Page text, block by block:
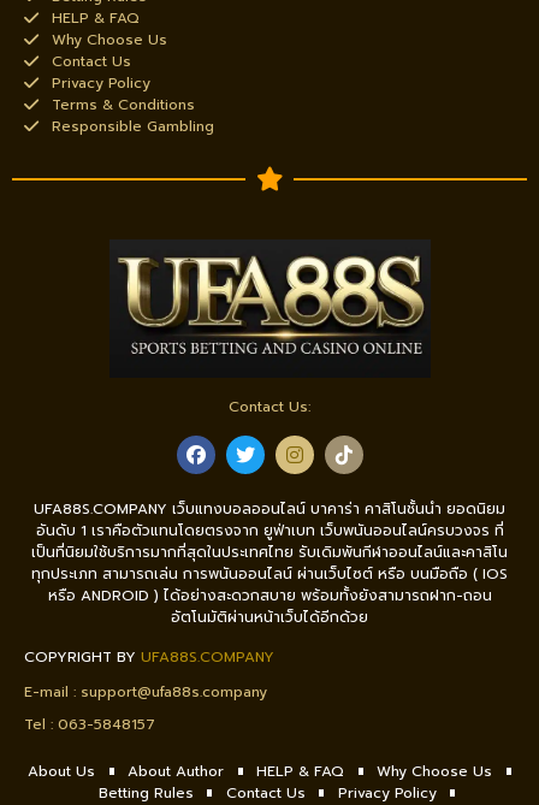
HELP & FAQ
Why Choose Us
Contact Us
Privacy Policy
Terms & Conditions
Responsible Gambling
Contact Us:
UFA88S.COMPANY เว็บแทงบอลออนไลน์ บาคาร่า คาสิโนชั้นนำ ยอดนิยม
อันดับ 1 เราคือตัวแทนโดยตรงจาก ยูฟ่าเบท เว็บพนันออนไลน์ครบวงจร ที่
เป็นที่นิยมใช้บริการมากที่สุดในประเทศไทย รับเดิมพันกีฬาออนไลน์และคาสิโน
ทุกประเภท สามารถเล่น การพนันออนไลน์ ผ่านเว็บไซต์ หรือ บนมือถือ ( IOS
หรือ ANDROID ) ได้อย่างสะดวกสบาย พร้อมทั้งยังสามารถฝาก-ถอน
อัตโนมัติผ่านหน้าเว็บได้อีกด้วย
COPYRIGHT BY UFA88S.COMPANY
E-mail : support@ufa88s.company
Tel : 063-5848157
About Us About Author HELP & FAQ
Why Choose Us
Betting Rules
Contact Us
Privacy Policy